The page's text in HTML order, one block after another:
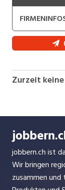
NeoVac
intelligenten
führenden
bringt
Vorteil mit:
einer Hand.
Zurzeit
jobbern.ch ist
Wir bringen
zusammen